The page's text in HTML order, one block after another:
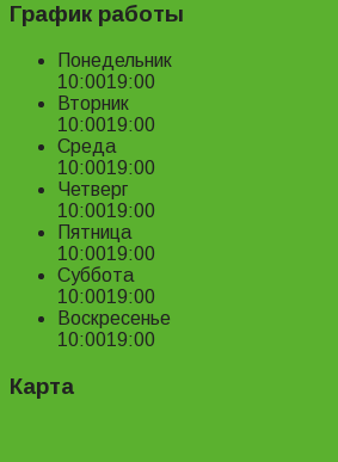
График работы
Понедельник
10:0019:00
Вторник
10:0019:00
Среда
10:0019:00
Четверг
10:0019:00
Пятница
10:0019:00
Суббота
10:0019:00
Воскресенье
10:0019:00
Карта